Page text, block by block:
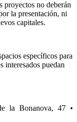
proyectos no deberán
la presentación, ni
capitales.
específicos para
interesados puedan
la Bonanova, 47 •